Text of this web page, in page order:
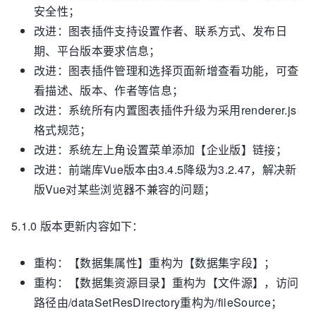
安全性；
改进：图表插件支持设置作者、联系方式、发布日
期、平台版本要求信息；
改进：图表插件管理和选择页面新增查看功能，可查
看描述、版本、作者等信息；
改进：系统所有内置图表插件升级为采用renderer.js
格式规范；
改进：系统左上角设置菜单添加【企业版】链接；
改进：前端库Vue版本由3.4.5降级为3.2.47，解决新
版Vue对某些浏览器不兼容的问题；
5.1.0 版本更新内容如下：
重构：【数据集属性】重构为【数据集字段】；
重构：【数据集资源目录】重构为【文件源】，访问
路径由/dataSetResDirectory重构为/fileSource；